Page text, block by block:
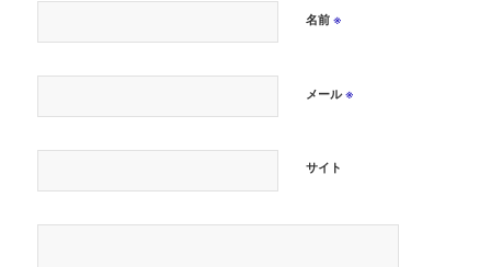
名前 ※
メール※
サイト